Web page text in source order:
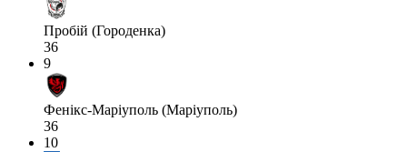
Пробій (Городенка)
36
9
Фенікс-Маріуполь (Маріуполь)
36
10